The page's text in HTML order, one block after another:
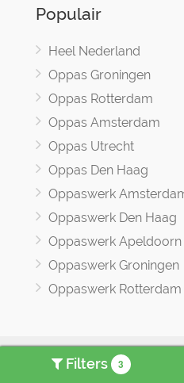
Filters 3
Populair
Heel Nederland
Oppas Groningen
Oppas Rotterdam
Oppas Amsterdam
Oppas Utrecht
Oppas Den Haag
Oppaswerk
Oppaswerk Den Haag
Oppaswerk Apeldoorn
Oppaswerk Groningen
Oppaswerk Rotterdam
Oppasland ©